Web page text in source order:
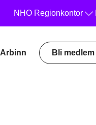
NHO Regionkontor
Arbinn Bli medlem